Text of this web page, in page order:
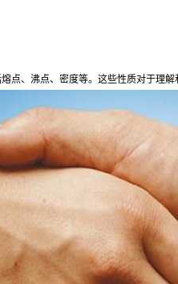
点、沸点、密度等。这些性质对于理解